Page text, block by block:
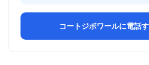
コートジボワールに電話